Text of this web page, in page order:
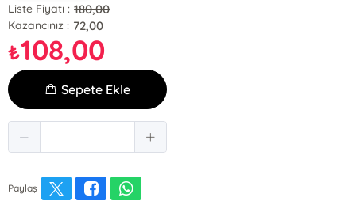
Liste Fiyatı : 180,00
Kazancınız : 72,00
₺108,00
Sepete Ekle
Paylaş